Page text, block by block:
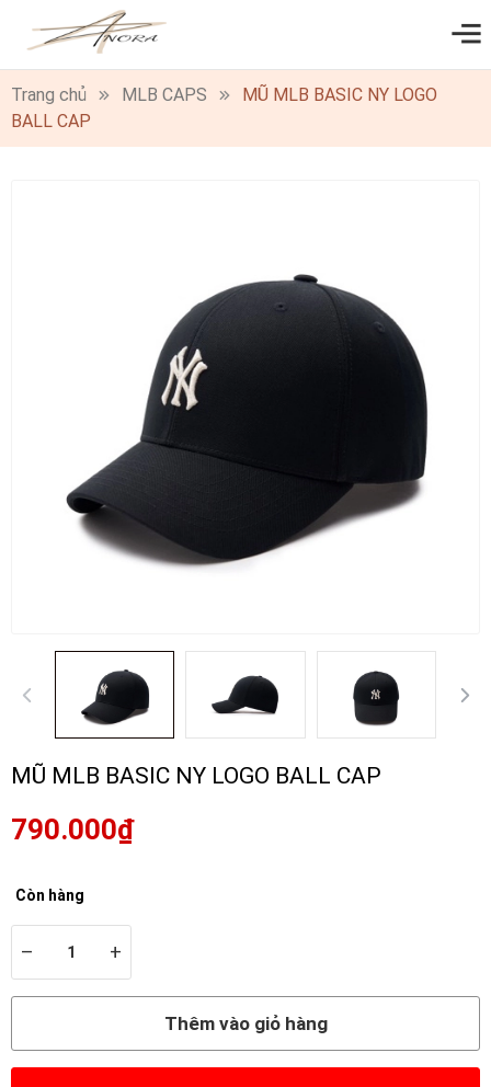
0
Trang chủ MLB CAPS
MŨ MLB BASIC NY LOGO
BALL CAP
MŨ MLB BASIC NY LOGO BALL CAP
790.000₫
Còn hàng
– +
Thêm vào giỏ hàng